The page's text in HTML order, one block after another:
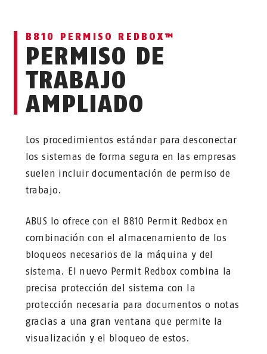
B810 PERMISO REDBOX™
PERMISO DE
TRABAJO
AMPLIADO
Los procedimientos estándar para desconectar
los sistemas de forma segura en las empresas
suelen incluir documentación de permiso de
trabajo.
ABUS lo ofrece con el B810 Permit Redbox en
combinación con el almacenamiento de los
bloqueos necesarios de la máquina y del
sistema. El nuevo Permit Redbox combina la
precisa protección del sistema con la
protección necesaria para documentos o notas
gracias a una gran ventana que permite la
visualización y el bloqueo de estos.